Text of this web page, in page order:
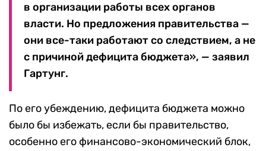
в организации работы всех органов
власти. Но предложения правительства —
они все-таки работают со следствием, а не
с причиной дефицита бюджета», — заявил
Гартунг.
По его убеждению, дефицита бюджета можно
было бы избежать, если бы правительство,
особенно его финансово-экономический блок,